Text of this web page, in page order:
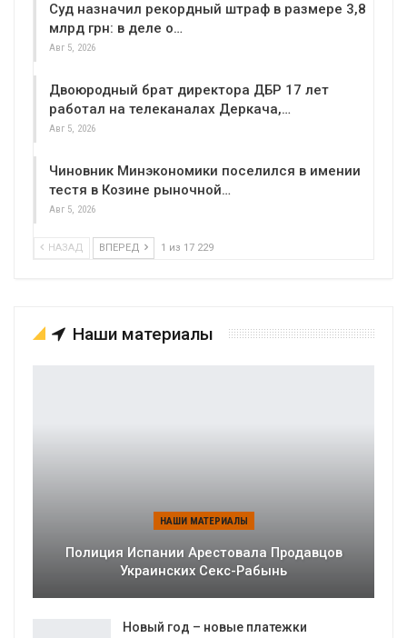
Суд назначил рекордный штраф в размере 3,8
млрд грн: в деле о…
Авг 5, 2026
Двоюродный брат директора ДБР 17 лет
работал на телеканалах Деркача,…
Авг 5, 2026
Чиновник Минэкономики поселился в имении
тестя в Козине рыночной…
Авг 5, 2026
НАЗАД ВПЕРЕД 1 из 17 229
Наши материалы
НАШИ МАТЕРИАЛЫ
Полиция Испании Арестовала Продавцов
Украинских Секс-Рабынь
Новый год – новые платежки